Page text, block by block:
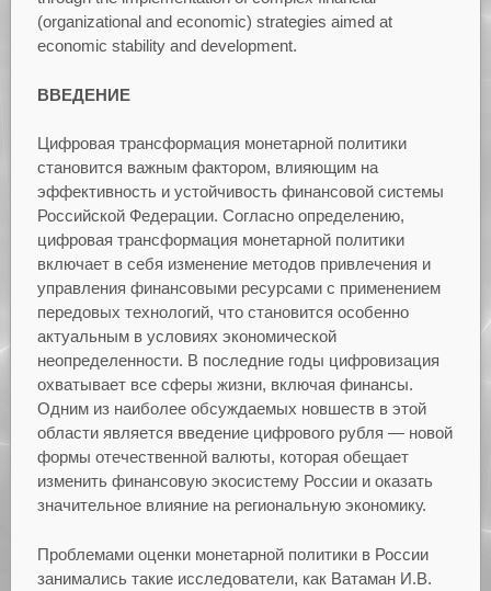
(organizational and economic) strategies aimed at
economic stability and development.
ВВЕДЕНИЕ
Цифровая трансформация монетарной политики
становится важным фактором, влияющим на
эффективность и устойчивость финансовой системы
Российской Федерации. Согласно определению,
цифровая трансформация монетарной политики
включает в себя изменение методов привлечения и
управления финансовыми ресурсами с применением
передовых технологий, что становится особенно
актуальным в условиях экономической
неопределенности. В последние годы цифровизация
охватывает все сферы жизни, включая финансы.
Одним из наиболее обсуждаемых новшеств в этой
области является введение цифрового рубля — новой
формы отечественной валюты, которая обещает
изменить финансовую экосистему России и оказать
значительное влияние на региональную экономику.
Проблемами оценки монетарной политики в России
занимались такие исследователи, как Ватаман И.В.